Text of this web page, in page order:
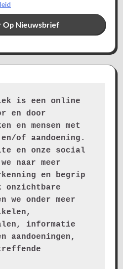
is een online
en door
en mensen met
of aandoening.
en onze social
naar meer
en begrip
onzichtbare
we onder meer
informatie
aandoeningen,